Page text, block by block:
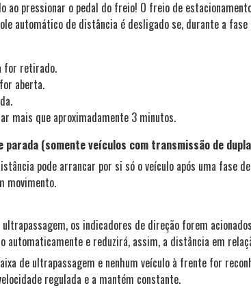
ao pressionar o pedal do freio! O freio de
automático de distância é desligado se, durante a fase
for retirado.
aberta.
mais que aproximadamente 3 minutos.
parada (somente veículos com transmissão de
pode arrancar por si só o veículo após uma fase
movimento.
os indicadores de direção forem
automaticamente e reduzirá, assim, a distância em
de ultrapassagem e nenhum veículo à frente for
regulada e a mantém constante.